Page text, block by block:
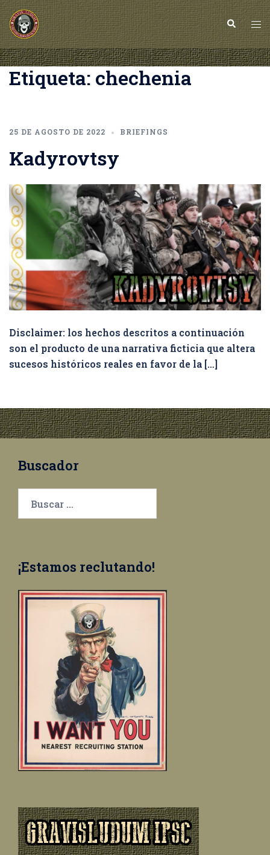
Saltar
al
contenido
Buscar
Etiqueta: chechenia
25 DE AGOSTO DE 2022 BRIEFINGS
Kadyrovtsy
Disclaimer: los hechos descritos a continuación
son el producto de una narrativa ficticia que altera
sucesos históricos reales en favor de la […]
Buscador
¡Estamos reclutando!